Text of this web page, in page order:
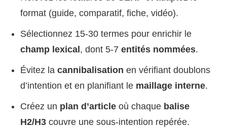
format (guide, comparatif, fiche, vidéo).
Sélectionnez 15-30 termes pour enrichir le
champ lexical , dont 5-7 entités nommées.
Évitez la cannibalisation en vérifiant doublons
d’intention et en planifiant le maillage interne.
Créez un plan d’article où chaque balise
H2/H3 couvre une sous-intention repérée.